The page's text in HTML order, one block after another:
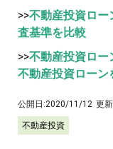
>>不動産投資ロー
査基準を比較
>>不動産投資ロー
不動産投資ローン
公開日:2020/11/12 更
不動産投資